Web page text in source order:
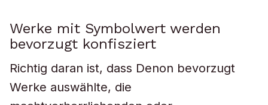
Werke mit Symbolwert werden
bevorzugt konfisziert
Richtig daran ist, dass Denon bevorzugt
Werke auswählte, die